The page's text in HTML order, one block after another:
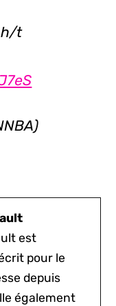
h/t
est
pour le
depuis
également